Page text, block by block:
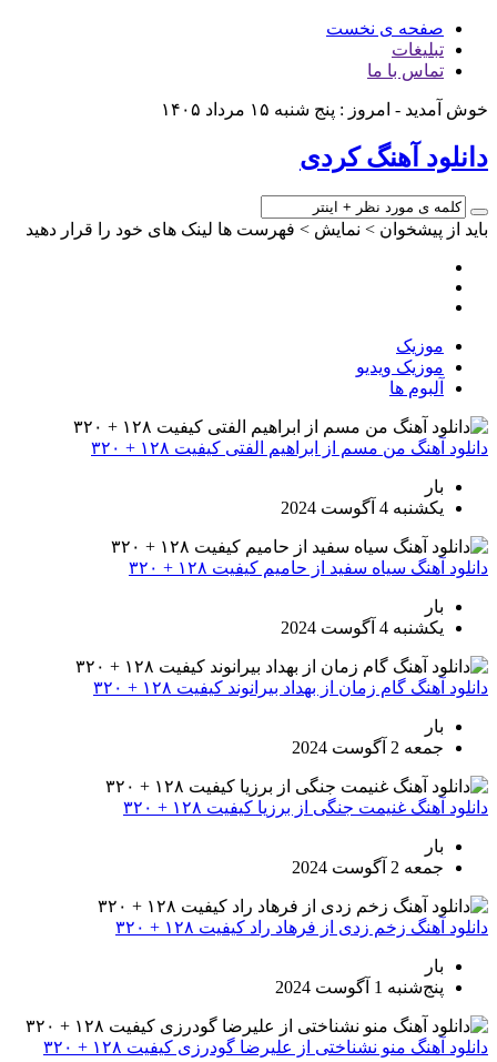
صفحه ی نخست
تبلیغات
تماس با ما
خوش آمدید - امروز : پنج شنبه ۱۵ مرداد ۱۴۰۵
دانلود آهنگ کردی
باید از پیشخوان > نمایش > فهرست ها لینک های خود را قرار دهید
موزیک
موزیک ویدیو
آلبوم ها
دانلود آهنگ من مسم از ابراهیم الفتی کیفیت ۱۲۸ + ۳۲۰
بار
یکشنبه 4 آگوست 2024
دانلود آهنگ سیاه سفید از حامیم کیفیت ۱۲۸ + ۳۲۰
بار
یکشنبه 4 آگوست 2024
دانلود آهنگ گام زمان از بهداد بیرانوند کیفیت ۱۲۸ + ۳۲۰
بار
جمعه 2 آگوست 2024
دانلود آهنگ غنیمت جنگی از برزیا کیفیت ۱۲۸ + ۳۲۰
بار
جمعه 2 آگوست 2024
دانلود آهنگ زخم زدی از فرهاد راد کیفیت ۱۲۸ + ۳۲۰
بار
پنج‌شنبه 1 آگوست 2024
دانلود آهنگ منو نشناختی از علیرضا گودرزی کیفیت ۱۲۸ + ۳۲۰